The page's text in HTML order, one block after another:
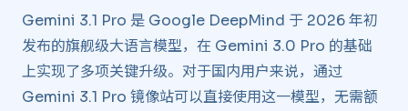
Gemini 3.1 Pro 是 Google DeepMind 于 2026 年初
发布的旗舰级大语言模型，在 Gemini 3.0 Pro 的基础
上实现了多项关键升级。对于国内用户来说，通过
Gemini 3.1 Pro 镜像站可以直接使用这一模型，无需额